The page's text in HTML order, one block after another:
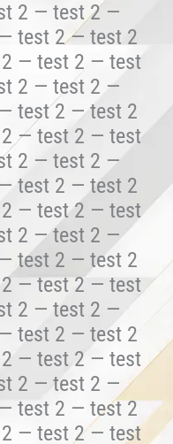
2 — test 2 —
test 2 — test 2
— test 2 — test
2 — test 2 —
test 2 — test 2
— test 2 — test
2 — test 2 —
test 2 — test 2
— test 2 — test
2 — test 2 —
test 2 — test 2
— test 2 — test
2 — test 2 —
test 2 — test 2
— test 2 — test
2 — test 2 —
test 2 — test 2
— test 2 — test